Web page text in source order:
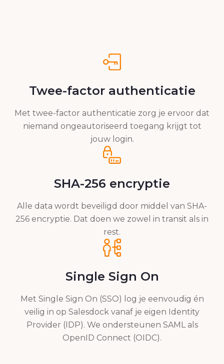
Twee-factor authenticatie
Met twee-factor authenticatie zorg je ervoor dat
niemand ongeautoriseerd toegang krijgt tot
jouw login.
SHA-256 encryptie
Alle data wordt beveiligd door middel van SHA-
256 encryptie. Dat doen we zowel in transit als in
rest.
Single Sign On
Met Single Sign On (SSO) log je eenvoudig én
veilig in op Salesdock vanaf je eigen Identity
Provider (IDP). We ondersteunen SAML als
OpenID Connect (OIDC).